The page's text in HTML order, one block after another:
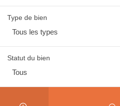
Type de bien
Tous les types
Statut du bien
Tous